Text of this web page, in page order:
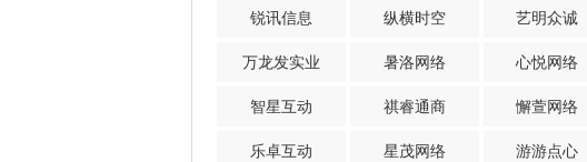
锐讯信息 纵横时空 艺明众诚
万龙发实业 暑洛网络 心悦网络
智星互动 祺睿通商 懈萱网络
乐卓互动 星茂网络 游游点心